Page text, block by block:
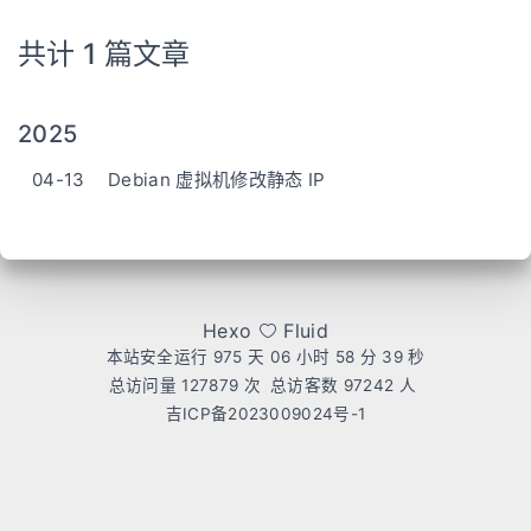
共计 1 篇文章
2025
04-13 Debian 虚拟机修改静态 IP
Hexo Fluid
本站安全运行 975 天 06 小时 58 分 39 秒
总访问量127879 次 总访客数 97242 人
吉ICP备2023009024号-1